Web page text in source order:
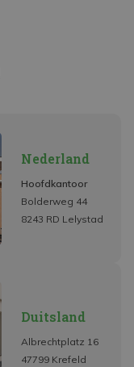
Nederland
Hoofdkantoor
Bolderweg 44
8243 RD Lelystad
Duitsland
Albrechtplatz 16
47799 Krefeld